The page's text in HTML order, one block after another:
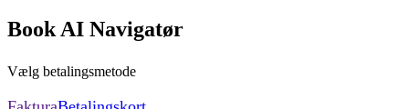
Book AI Navigatør
Vælg betalingsmetode